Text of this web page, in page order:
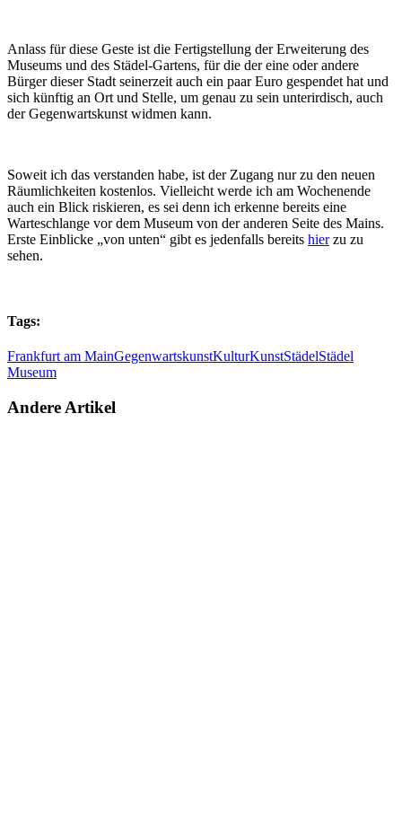
Anlass für diese Geste ist die Fertigstellung der Erweiterung des
Museums und des Städel-Gartens, für die der eine oder andere
Bürger dieser Stadt seinerzeit auch ein paar Euro gespendet hat und
sich künftig an Ort und Stelle, um genau zu sein unterirdisch, auch
der Gegenwartskunst widmen kann.
Soweit ich das verstanden habe, ist der Zugang nur zu den neuen
Räumlichkeiten kostenlos. Vielleicht werde ich am Wochenende
auch ein Blick riskieren, es sei denn ich erkenne bereits eine
Warteschlange vor dem Museum von der anderen Seite des Mains.
Erste Einblicke „von unten“ gibt es jedenfalls bereits hierzu zu
sehen.
Tags:
Frankfurt am MainGegenwartskunstKulturKunstStädelStädel
Museum
Andere Artikel